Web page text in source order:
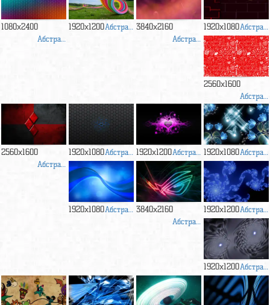
1080x2400
Абстракция
1920x1200 Абстракция 3840x2160
Абстракция
1920x1080 Абстракция
2560x1600
Абстракция
2560x1600
Абстракция
1920x1080 Абстракция 1920x1200 Абстракция 1920x1080 Абстракция
1920x1080 Абстракция 3840x2160
Абстракция
1920x1200 Абстракция
1920x1200 Абстракция